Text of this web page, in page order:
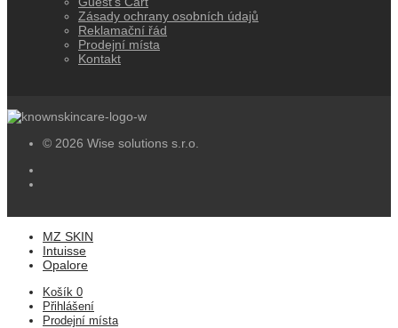
Zásady ochrany osobních údajů
Reklamační řád
Prodejní místa
Kontakt
© 2026 Wise solutions s.r.o.
MZ SKIN
Intuisse
Opalore
Košík 0
Přihlášení
Prodejní místa